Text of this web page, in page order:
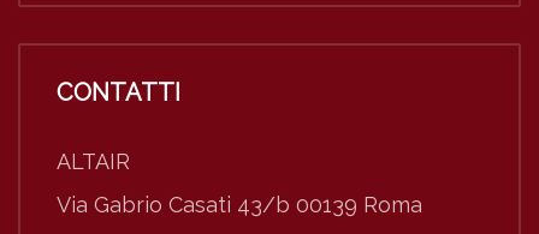
CONTATTI
ALTAIR
Via Gabrio Casati 43/b 00139 Roma